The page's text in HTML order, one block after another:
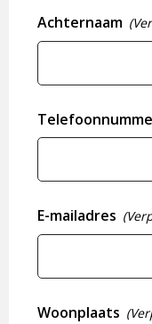
Achternaam
E-mailadres
Woonplaats